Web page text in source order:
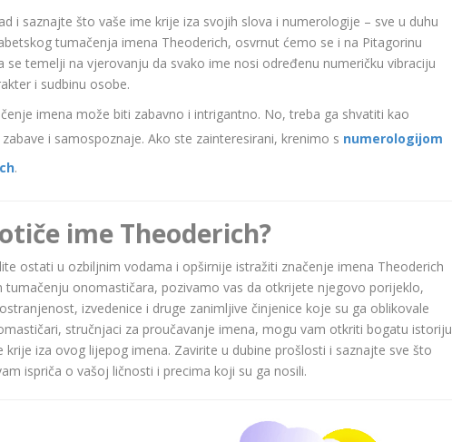
i saznajte što vaše ime krije iza svojih slova i numerologije – sve u duhu
tumačenja imena Theoderich, osvrnut ćemo se i na Pitagorinu
se temelji na vjerovanju da svako ime nosi određenu numeričku vibraciju
i sudbinu osobe.
imena može biti zabavno i intrigantno. No, treba ga shvatiti kao
i samospoznaje. Ako ste zainteresirani, krenimo s numerologijom
.
ime Theoderich?
ostati u ozbiljnim vodama i opširnije istražiti značenje imena Theoderich
tumačenju onomastičara, pozivamo vas da otkrijete njegovo porijeklo,
izvedenice i druge zanimljive činjenice koje su ga oblikovale
stručnjaci za proučavanje imena, mogu vam otkriti bogatu istoriju
krije iza ovog lijepog imena. Zavirite u dubine prošlosti i saznajte sve što
ispriča o vašoj ličnosti i precima koji su ga nosili.